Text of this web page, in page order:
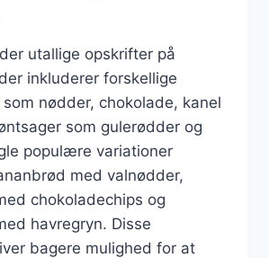
utallige opskrifter på
inkluderer forskellige
nødder, chokolade, kanel
som gulerødder og
populære variationer
med valnødder,
chokoladechips og
havregryn. Disse
bagere mulighed for at